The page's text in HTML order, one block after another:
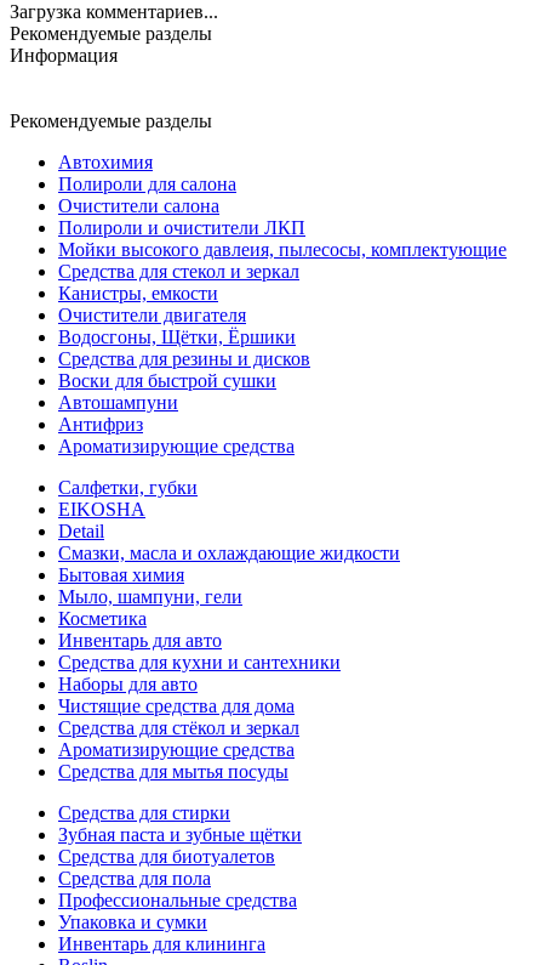
Загрузка комментариев...
Рекомендуемые разделы
Информация
Рекомендуемые разделы
Автохимия
Полироли для салона
Очистители салона
Полироли и очистители ЛКП
Мойки высокого давлеия, пылесосы, комплектующие
Средства для стекол и зеркал
Канистры, емкости
Очистители двигателя
Водосгоны, Щётки, Ёршики
Средства для резины и дисков
Воски для быстрой сушки
Автошампуни
Антифриз
Ароматизирующие средства
Салфетки, губки
EIKOSHA
Detail
Смазки, масла и охлаждающие жидкости
Бытовая химия
Мыло, шампуни, гели
Косметика
Инвентарь для авто
Средства для кухни и сантехники
Наборы для авто
Чистящие средства для дома
Средства для стёкол и зеркал
Ароматизирующие средства
Средства для мытья посуды
Средства для стирки
Зубная паста и зубные щётки
Средства для биотуалетов
Средства для пола
Профессиональные средства
Упаковка и сумки
Инвентарь для клининга